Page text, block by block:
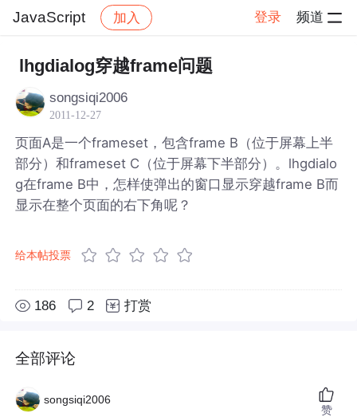
JavaScript 加入 登录 频道
社区 JavaScript 帖子详情
lhgdialog穿越frame问题
songsiqi2006
2011-12-27
页面A是一个frameset，包含frame B（位于屏幕上半
部分）和frameset C（位于屏幕下半部分）。lhgdialo
g在frame B中，怎样使弹出的窗口显示穿越frame B而
显示在整个页面的右下角呢？
给本帖投票
186 2 打赏
全部评论
songsiqi2006
赞